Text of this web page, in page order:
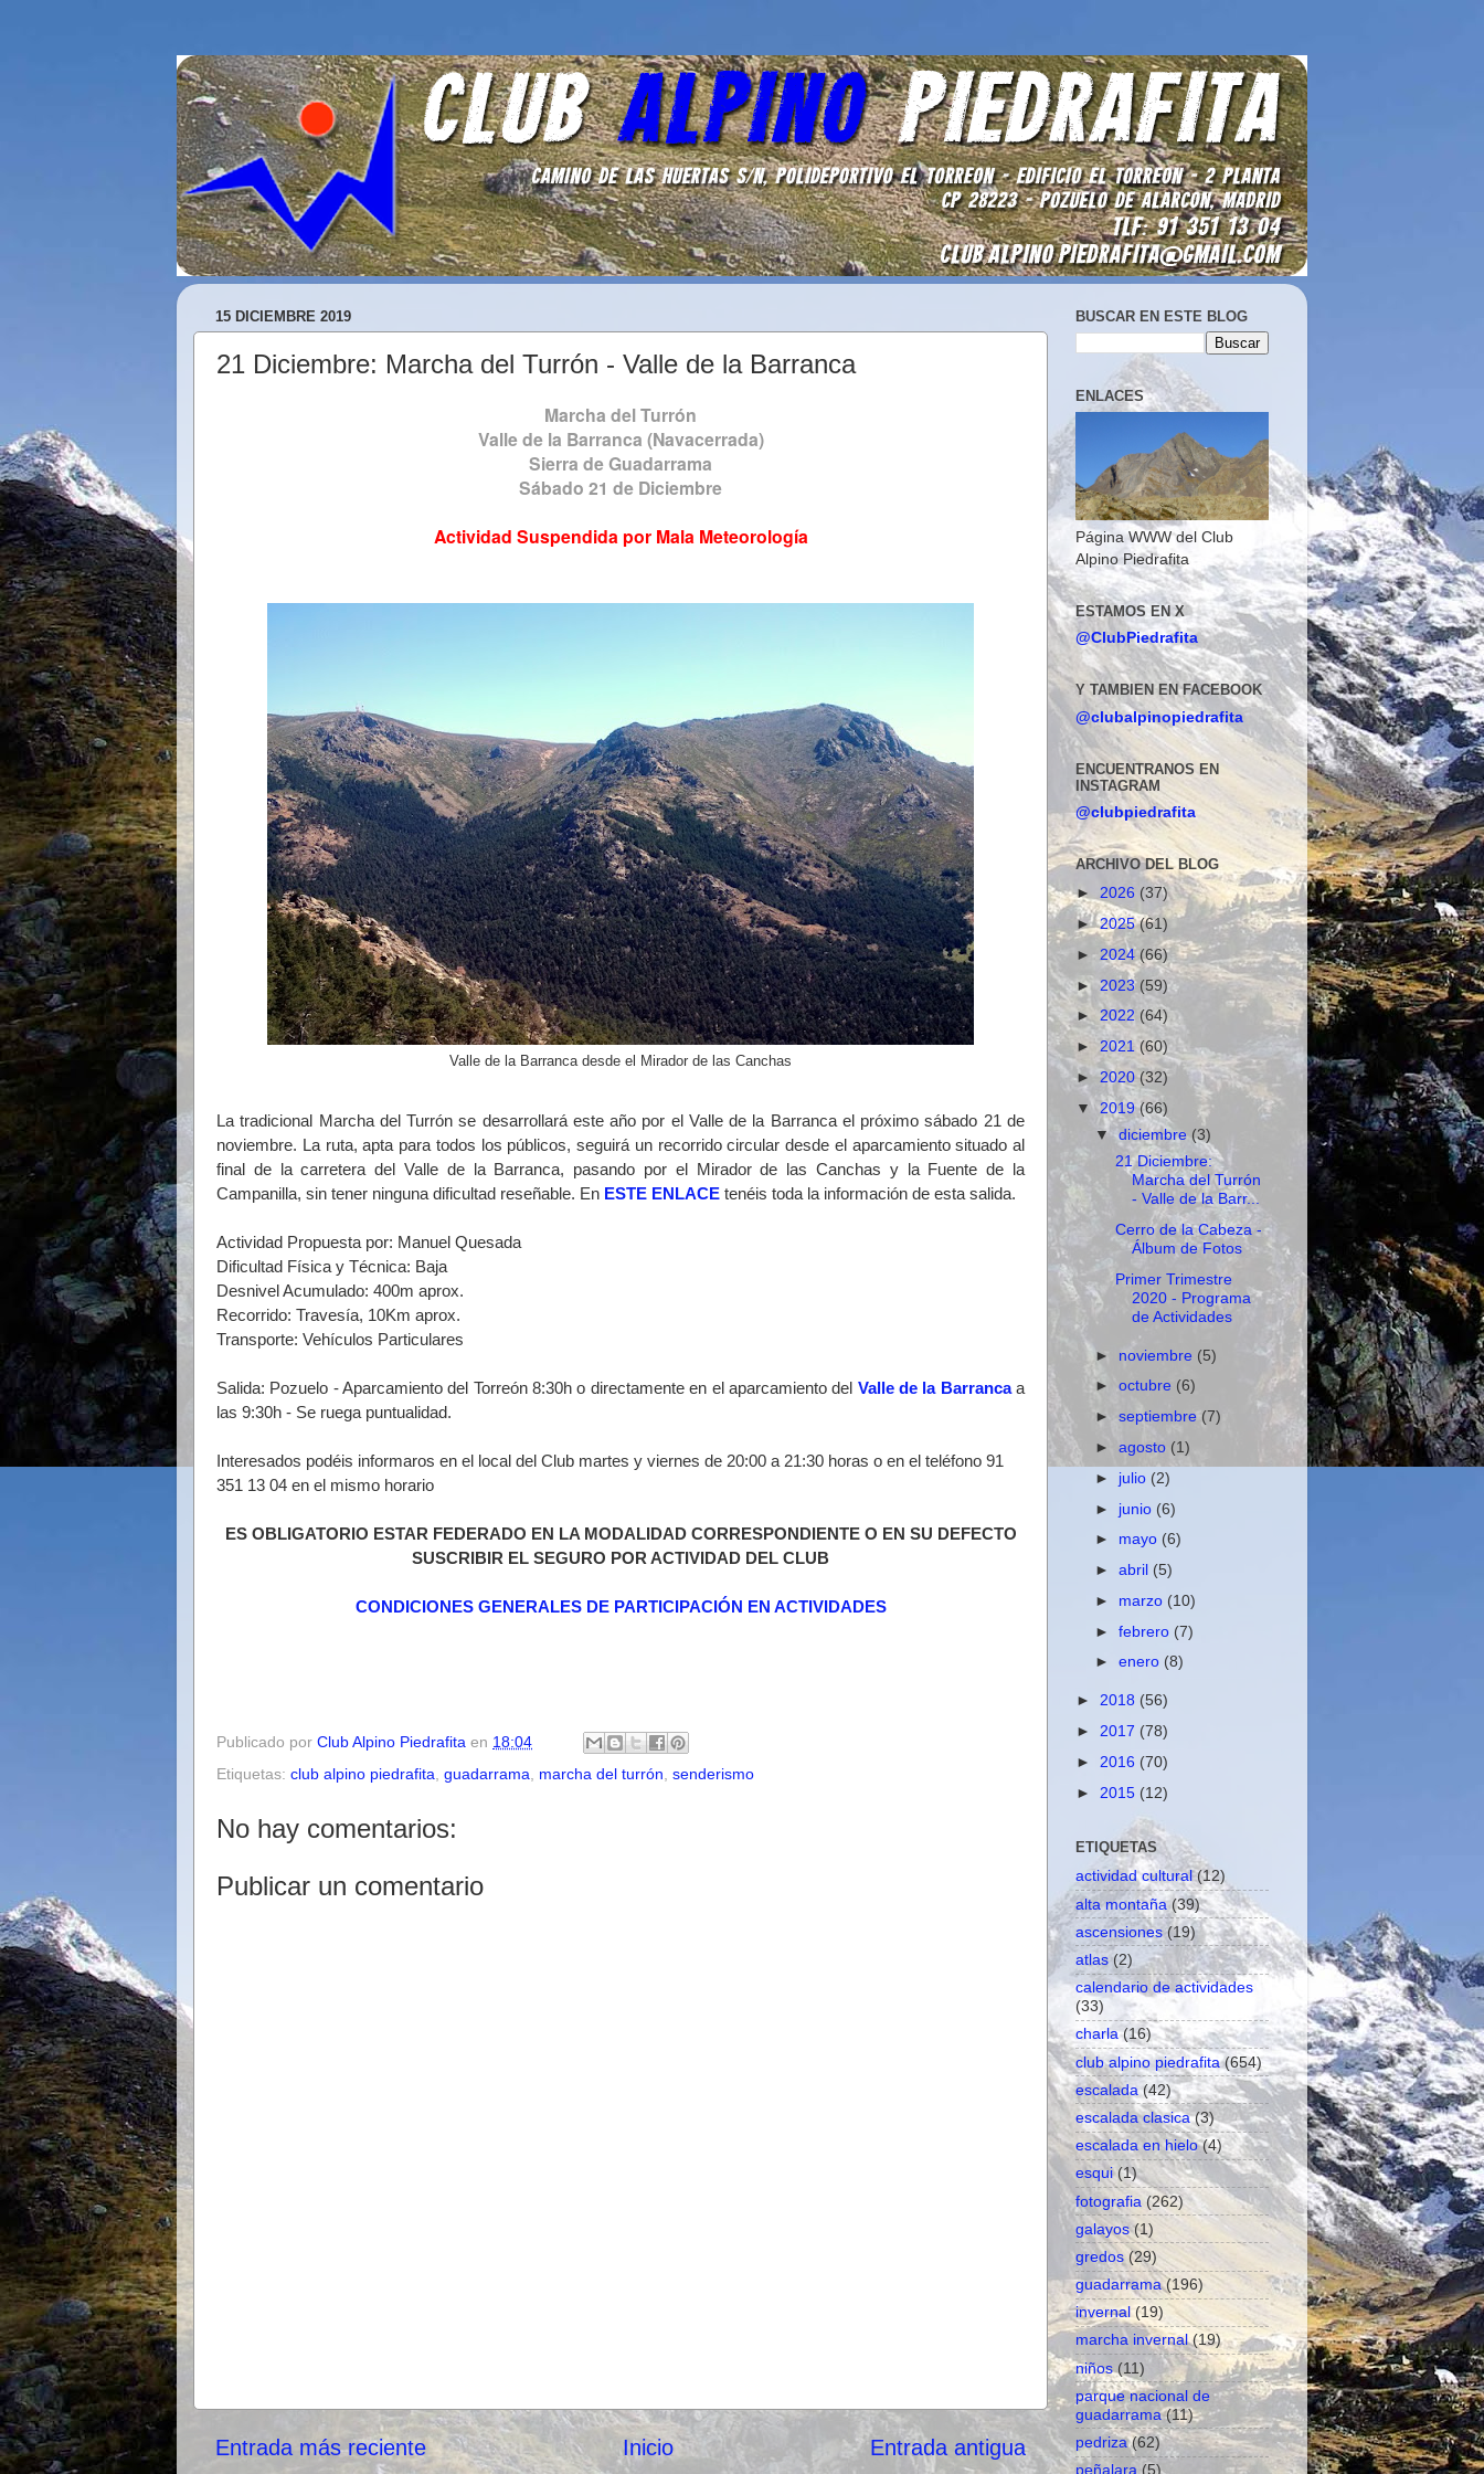
15 DICIEMBRE 2019
21 Diciembre: Marcha del Turrón - Valle de la Barranca
Marcha del Turrón
Valle de la Barranca (Navacerrada)
Sierra de Guadarrama
Sábado 21 de Diciembre
Actividad Suspendida por Mala Meteorología
Valle de la Barranca desde el Mirador de las Canchas
La tradicional Marcha del Turrón se desarrollará este año por el Valle de la Barranca el próximo sábado 21 de
noviembre. La ruta, apta para todos los públicos, seguirá un recorrido circular desde el aparcamiento situado al
final de la carretera del Valle de la Barranca, pasando por el Mirador de las Canchas y la Fuente de la
Campanilla, sin tener ninguna dificultad reseñable. En ESTE ENLACE tenéis toda la información de esta salida.
Actividad Propuesta por: Manuel Quesada
Dificultad Física y Técnica: Baja
Desnivel Acumulado: 400m aprox.
Recorrido: Travesía, 10Km aprox.
Transporte: Vehículos Particulares
Salida: Pozuelo - Aparcamiento del Torreón 8:30h o directamente en el aparcamiento del Valle de la Barrancaa
las 9:30h - Se ruega puntualidad.
Interesados podéis informaros en el local del Club martes y viernes de 20:00 a 21:30 horas o en el teléfono 91
351 13 04 en el mismo horario
ES OBLIGATORIO ESTAR FEDERADO EN LA MODALIDAD CORRESPONDIENTE O EN SU DEFECTO
SUSCRIBIR EL SEGURO POR ACTIVIDAD DEL CLUB
CONDICIONES GENERALES DE PARTICIPACIÓN EN ACTIVIDADES
Publicado por Club Alpino Piedrafita en 18:04
Etiquetas: club alpino piedrafita guadarrama marcha del turrón senderismo
No hay comentarios:
Publicar un comentario
Entrada más reciente Entrada antigua
Inicio
BUSCAR EN ESTE BLOG
ENLACES
Página WWW del Club
Alpino Piedrafita
ESTAMOS EN X
@ClubPiedrafita
Y TAMBIEN EN FACEBOOK
@clubalpinopiedrafita
ENCUENTRANOS EN
INSTAGRAM
@clubpiedrafita
ARCHIVO DEL BLOG
► 2026 (37)
►2025(61)
► 2024(66)
►2023(59)
► 2022 (64)
► 2021(60)
►2020(32)
▼2019(66)
▼diciembre(3)
21 Diciembre:
Marcha del Turrón
- Valle de la Barr...
Cerro de la Cabeza -
Álbum de Fotos
Primer Trimestre
2020 - Programa
de Actividades
► noviembre (5)
►octubre (6)
►septiembre (7)
►agosto (1)
► julio (2)
► junio (6)
► mayo (6)
►abril (5)
► marzo (10)
►febrero (7)
►enero (8)
► 2018 (56)
► 2017 (78)
► 2016 (70)
► 2015 (12)
ETIQUETAS
actividad cultural (12)
alta montaña (39)
ascensiones (19)
atlas (2)
calendario de actividades
(33)
charla (16)
club alpino piedrafita (654)
escalada (42)
escalada clasica (3)
escalada en hielo (4)
esqui (1)
fotografia (262)
galayos (1)
gredos (29)
guadarrama (196)
invernal (19)
marcha invernal (19)
niños (11)
parque nacional de
guadarrama (11)
pedriza (62)
peñalara (5)